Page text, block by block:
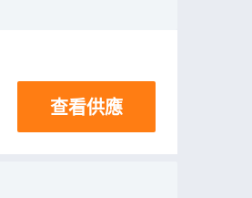
查看供應